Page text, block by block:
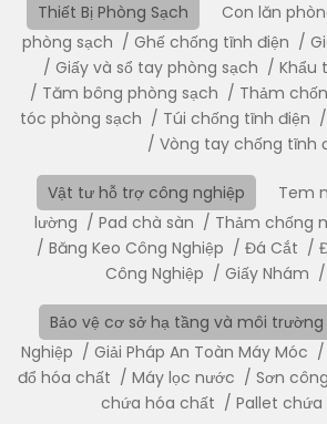
Thiết Bị Phòng Sạch Con lăn
phòng sạch
Ghế chống tĩnh điện
Giấy và sổ tay phòng sạch
Khẩu
Tăm bông phòng sạch
Thảm
tóc phòng sạch
Túi chống tĩnh điện
Vòng tay chống tĩnh
Vật tư hỗ trợ công nghiệp Tem
lường
Pad chà sàn Thảm chống
Băng Keo Công Nghiệp
Đá Cắt
Công Nghiệp
Giấy Nhám
Bảo vệ cơ sở hạ tầng và môi trường
Nghiệp
Giải Pháp An Toàn Máy Móc
đổ hóa chất
Máy lọc nước Sơn
chứa hóa chất
Pallet